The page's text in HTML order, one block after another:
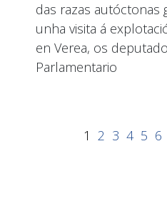
das razas autóctonas
unha visita á
en Verea, os
Parlamentario
1 2 3 4 5 6